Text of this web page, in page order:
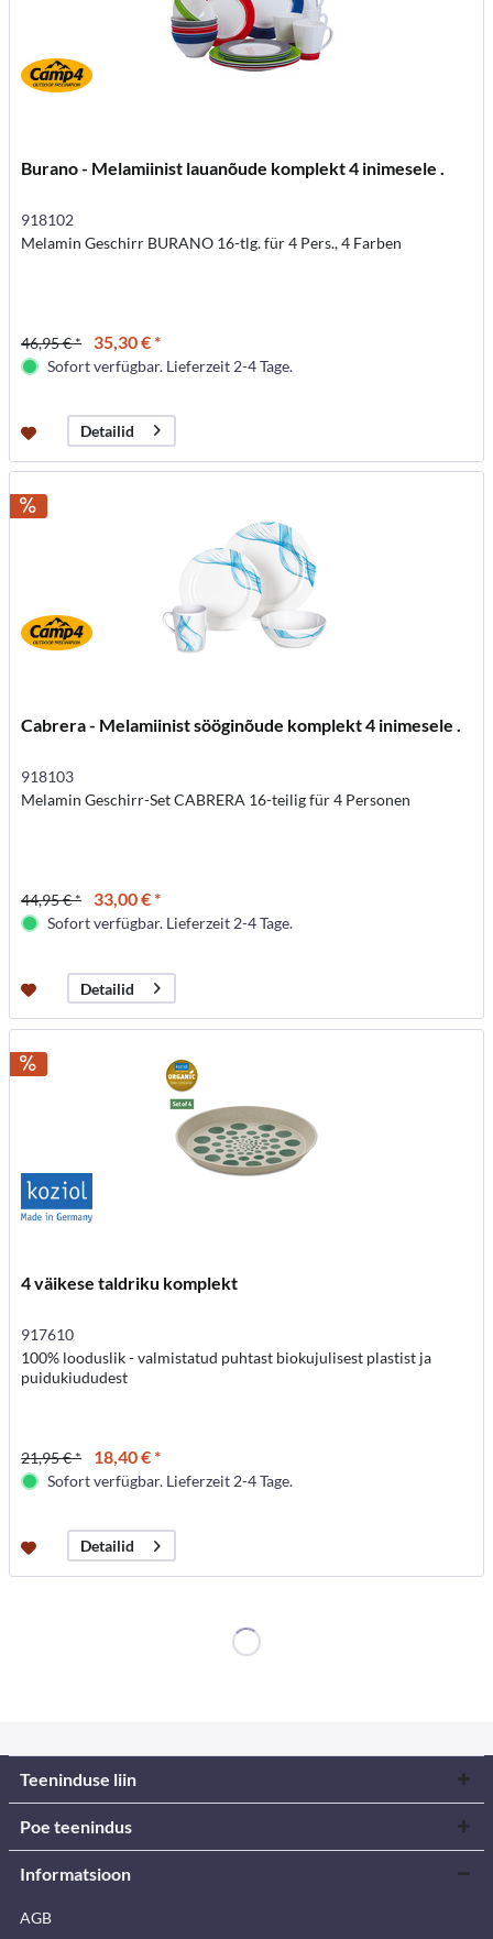
Burano - Melamiinist lauanõude komplekt 4 inimesele .
918102
Melamin Geschirr BURANO 16-tlg. für 4 Pers., 4 Farben
46,95 € * 35,30 € *
Sofort verfügbar. Lieferzeit 2-4 Tage.
Detailid
Cabrera - Melamiinist sööginõude komplekt 4 inimesele .
918103
Melamin Geschirr-Set CABRERA 16-teilig für 4 Personen
44,95 € * 33,00 € *
Sofort verfügbar. Lieferzeit 2-4 Tage.
Detailid
4 väikese taldriku komplekt
917610
100% looduslik - valmistatud puhtast biokujulisest plastist ja
puidukiududest
21,95 € * 18,40 € *
Sofort verfügbar. Lieferzeit 2-4 Tage.
Detailid
Teeninduse liin
Poe teenindus
Informatsioon
AGB